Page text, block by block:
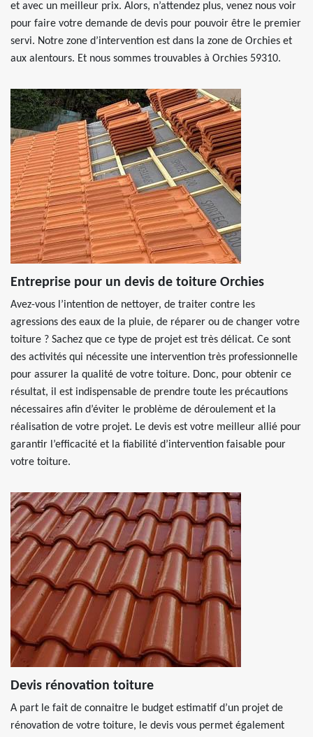
et avec un meilleur prix. Alors, n’attendez plus, venez nous voir
pour faire votre demande de devis pour pouvoir être le premier
servi. Notre zone d’intervention est dans la zone de Orchies et
aux alentours. Et nous sommes trouvables à Orchies 59310.
Entreprise pour un devis de toiture Orchies
Avez-vous l’intention de nettoyer, de traiter contre les
agressions des eaux de la pluie, de réparer ou de changer votre
toiture ? Sachez que ce type de projet est très délicat. Ce sont
des activités qui nécessite une intervention très professionnelle
pour assurer la qualité de votre toiture. Donc, pour obtenir ce
résultat, il est indispensable de prendre toute les précautions
nécessaires afin d’éviter le problème de déroulement et la
réalisation de votre projet. Le devis est votre meilleur allié pour
garantir l’efficacité et la fiabilité d’intervention faisable pour
votre toiture.
Devis rénovation toiture
A part le fait de connaitre le budget estimatif d’un projet de
rénovation de votre toiture, le devis vous permet également